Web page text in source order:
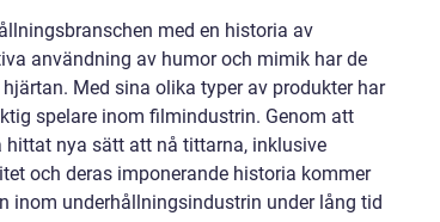
med en historia av
användning av humor och mimik har de
Med sina olika typer av produkter har
spelare inom filmindustrin. Genom att
hittat nya sätt att nå tittarna, inklusive
och deras imponerande historia kommer
inom underhållningsindustrin under lång tid